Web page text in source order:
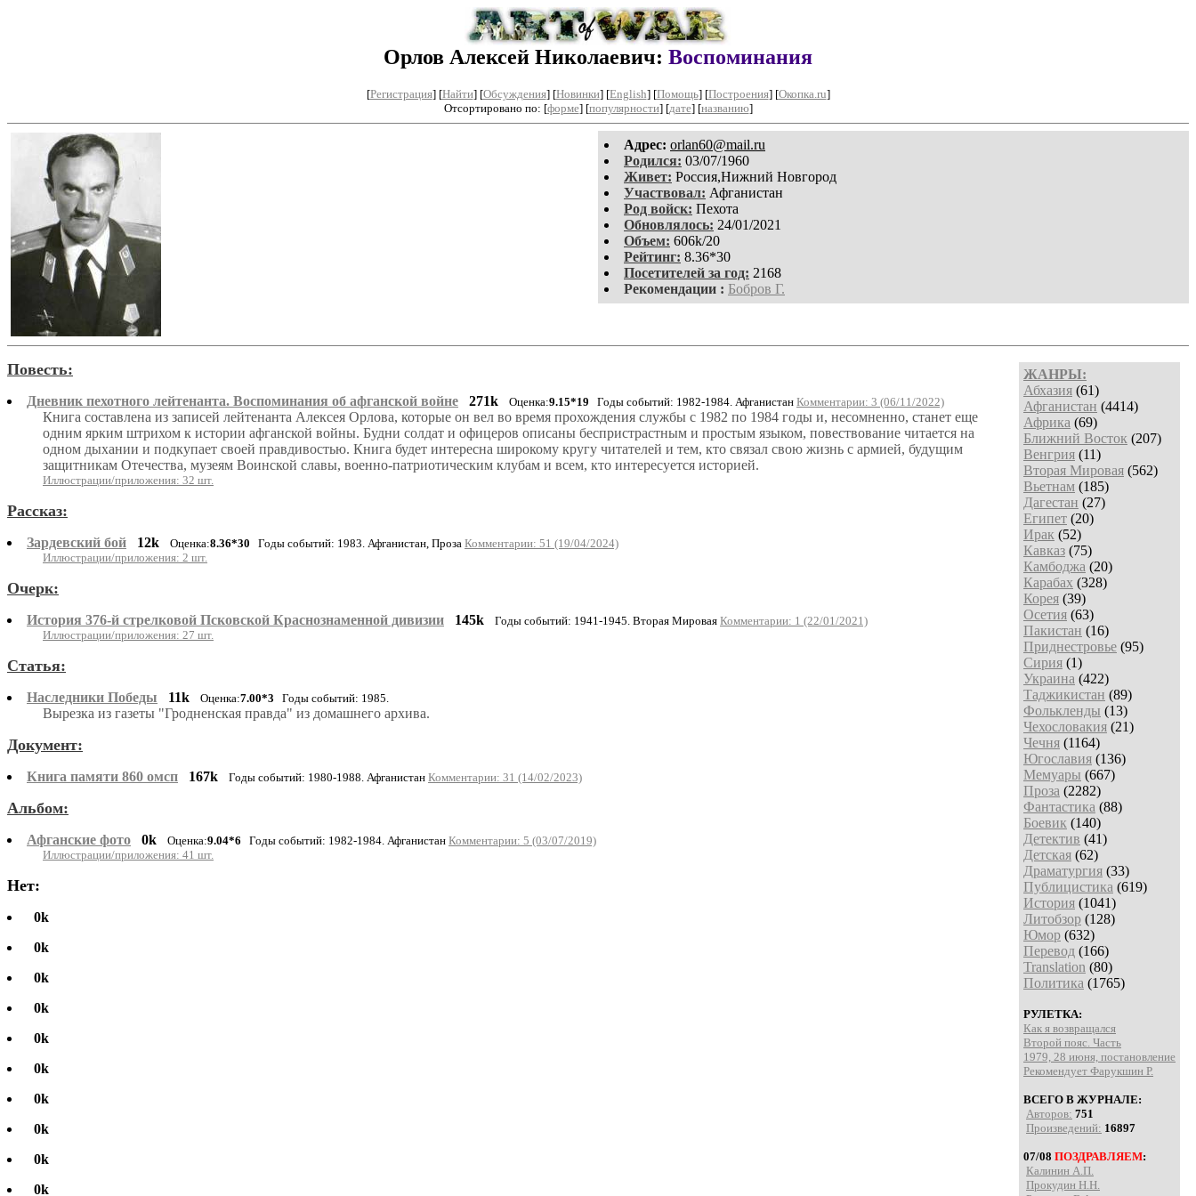
Орлов Алексей Николаевич: Воспоминания
[Регистрация] [Найти] [Обсуждения] [Новинки] [English] [Помощь] [Построения] [Окопка.ru]
Отсортировано по: [форме] [популярности] [дате] [названию]
Aдpeс: orlan60@mail.ru
Родился: 03/07/1960
Живет: Россия,Нижний Новгород
Участвовал: Афганистан
Род войск: Пехота
Обновлялось: 24/01/2021
Объем: 606k/20
Рейтинг: 8.36*30
Посетителей за год: 2168
Рекомендации : Бобров Г.
ЖАНРЫ:
Абхазия (61)
Афганистан (4414)
Африка (69)
Ближний Восток (207)
Венгрия (11)
Вторая Мировая (562)
Вьетнам (185)
Дагестан (27)
Египет (20)
Ирак (52)
Кавказ (75)
Камбоджа (20)
Карабах (328)
Корея (39)
Осетия (63)
Пакистан (16)
Приднестровье (95)
Сирия (1)
Украина (422)
Таджикистан (89)
Фолькленды (13)
Чехословакия (21)
Чечня (1164)
Югославия (136)
Мемуары (667)
Проза (2282)
Фантастика (88)
Боевик (140)
Детектив (41)
Детская (62)
Драматургия (33)
Публицистика (619)
История (1041)
Литобзор (128)
Юмор (632)
Перевод (166)
Translation (80)
Политика (1765)
РУЛЕТКА:
Как я возвращался
Второй пояс. Часть
1979, 28 июня, постановление
Рекомендует Фарукшин Р.
ВСЕГО В ЖУРНАЛЕ:
Авторов: 751
Произведений: 16897
07/08 ПОЗДРАВЛЯЕМ:
Калинин А.П.
Прокудин Н.Н.
Повесть:
Дневник пехотного лейтенанта. Воспоминания об афганской войне 271k Оценка:9.15*19 Годы событий: 1982-1984. Афганистан Комментарии: 3 (06/11/2022)
Книга составлена из записей лейтенанта Алексея Орлова, которые он вел во время прохождения службы с 1982 по 1984 годы и, несомненно, станет еще
одним ярким штрихом к истории афганской войны. Будни солдат и офицеров описаны беспристрастным и простым языком, повествование читается на
одном дыхании и подкупает своей правдивостью. Книга будет интересна широкому кругу читателей и тем, кто связал свою жизнь с армией, будущим
защитникам Отечества, музеям Воинской славы, военно-патриотическим клубам и всем, кто интересуется историей.
Иллюстрации/приложения: 32 шт.
Рассказ:
Зардевский бой 12k Оценка:8.36*30 Годы событий: 1983. Афганистан, Проза Комментарии: 51 (19/04/2024)
Иллюстрации/приложения: 2 шт.
Очерк:
История 376-й стрелковой Псковской Краснознаменной дивизии 145k Годы событий: 1941-1945. Вторая Мировая Комментарии: 1 (22/01/2021)
Иллюстрации/приложения: 27 шт.
Статья:
Наследники Победы 11k Оценка:7.00*3 Годы событий: 1985.
Вырезка из газеты "Гродненская правда" из домашнего архива.
Документ:
Книга памяти 860 омсп 167k Годы событий: 1980-1988. Афганистан Комментарии: 31 (14/02/2023)
Альбом:
Афганские фото 0k Оценка:9.04*6 Годы событий: 1982-1984. Афганистан Комментарии: 5 (03/07/2019)
Иллюстрации/приложения: 41 шт.
Нет:
0k
0k
0k
0k
0k
0k
0k
0k
0k
0k